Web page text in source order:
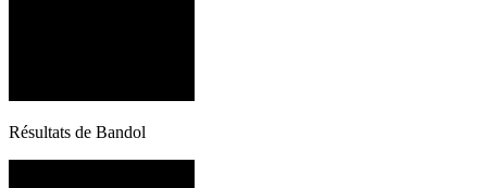
Résultats de Bandol